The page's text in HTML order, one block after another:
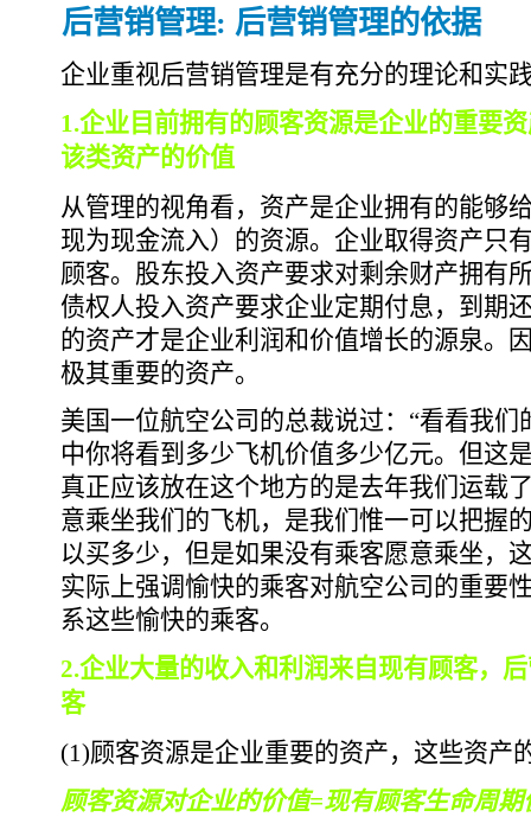
后营销管理: 后营销管理的依据
企业重视后营销管理是有充分的理论和实
1.企业目前拥有的顾客资源是企业的重要
该类资产的价值
从管理的视角看，资产是企业拥有的能够
现为现金流入）的资源。企业取得资产只
顾客。股东投入资产要求对剩余财产拥有
债权人投入资产要求企业定期付息，到期
的资产才是企业利润和价值增长的源泉。
极其重要的资产。
美国一位航空公司的总裁说过：“看看我
中你将看到多少飞机价值多少亿元。但这
真正应该放在这个地方的是去年我们运载
意乘坐我们的飞机，是我们惟一可以把握
以买多少，但是如果没有乘客愿意乘坐，
实际上强调愉快的乘客对航空公司的重要
系这些愉快的乘客。
2.企业大量的收入和利润来自现有顾客，
客
(1)顾客资源是企业重要的资产，这些资产
顾客资源对企业的价值=现有顾客生命周